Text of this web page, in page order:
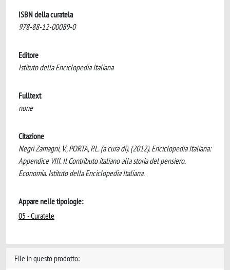
ISBN della curatela
978-88-12-00089-0
Editore
Istituto della Enciclopedia Italiana
Fulltext
none
Citazione
Negri Zamagni, V., PORTA, P.L. (a cura di). (2012). Enciclopedia Italiana:
Appendice VIII. Il Contributo italiano alla storia del pensiero.
Economia. Istituto della Enciclopedia Italiana.
Appare nelle tipologie:
05 - Curatele
File in questo prodotto: